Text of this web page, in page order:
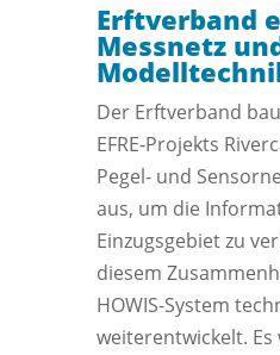
Erftverband
Messnetz
Der Erftverband
EFRE-Projekts
Pegel- und
aus, um die
Einzugsgebiet zu
diesem
HOWIS-System
weiterentwickelt. Es